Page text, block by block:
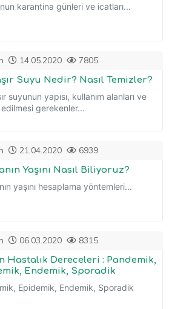
karantina günleri ve icatları...
14.05.2020 7805
Suyu Nedir? Nasıl Temizler?
suyunun yapısı, kullanım alanları ve
gerekenler...
21.04.2020 6939
Yaşını Nasıl Biliyoruz?
yaşını hesaplama yöntemleri...
06.03.2020 8315
Hastalık Dereceleri : Pandemik,
Endemik, Sporadik
Epidemik, Endemik, Sporadik